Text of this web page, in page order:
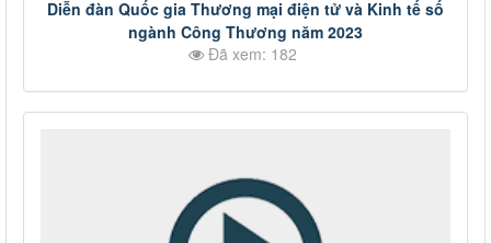
Diễn đàn Quốc gia Thương mại điện tử và Kinh tế số
ngành Công Thương năm 2023
Đã xem: 182